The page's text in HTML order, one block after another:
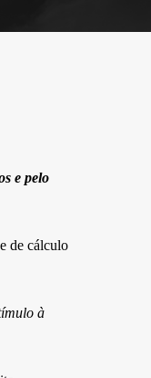
e pelo
de cálculo
à